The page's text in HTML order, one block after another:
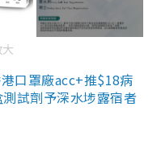
口罩廠acc+推$18病
試劑予深水埗露宿者